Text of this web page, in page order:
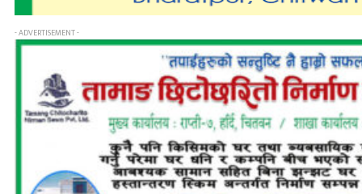
- ADVERTISEMENT -